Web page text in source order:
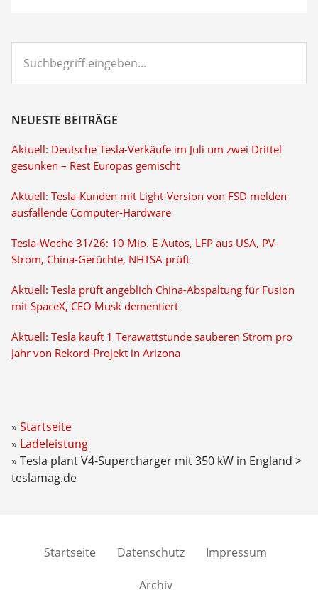
eingeben...
NEUESTE BEITRÄGE
Aktuell: Deutsche Tesla-Verkäufe im Juli um zwei Drittel
gesunken – Rest Europas gemischt
Aktuell: Tesla-Kunden mit Light-Version von FSD melden
ausfallende Computer-Hardware
Tesla-Woche 31/26: 10 Mio. E-Autos, LFP aus USA, PV-
Strom, China-Gerüchte, NHTSA prüft
Aktuell: Tesla prüft angeblich China-Abspaltung für Fusion
mit SpaceX, CEO Musk dementiert
Aktuell: Tesla kauft 1 Terawattstunde sauberen Strom pro
Jahr von Rekord-Projekt in Arizona
Startseite
Ladeleistung
Tesla plant V4-Supercharger mit 350 kW in England >
teslamag.de
Startseite Datenschutz Impressum
Archiv